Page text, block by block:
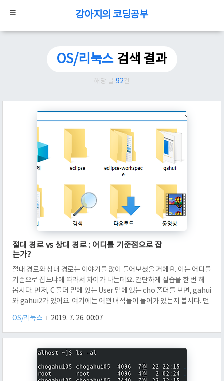
강아지의 코딩공부
OS/리눅스 검색 결과
해당 글 92건
절대 경로 vs 상대 경로 : 어디를 기준점으로 잡
는가?
절대 경로와 상대 경로는 이야기를 많이 들어보셨을 거에요. 이는 어디를
기준으로 잡느냐에 따라서 차이가 나는데요. 간단하게 실습을 한 번 해
봅시다. 먼저, C 폴더 밑에 있는 User 밑에 있는 cho 폴더를 보면, gahui
와 gahui2가 있어요. 여기에는 어떤 녀석들이 들어가 있는지 봅시다. 먼
폴더 f에 들어가 봅시다. 그러면 왠 1.txt가 있는 것을 볼 수 있는데요. 이
파일을 한 번 열어봅시다. 그러면 "abcde"라는 문자열 1줄이 있는 것을
어봅시다. 이 안에도 1.txt가 있는데요. 여기에는 저 이름이 내 개라는 문
자열이 쓰여져 ..
OS/리눅스 2019. 7. 26. 00:07